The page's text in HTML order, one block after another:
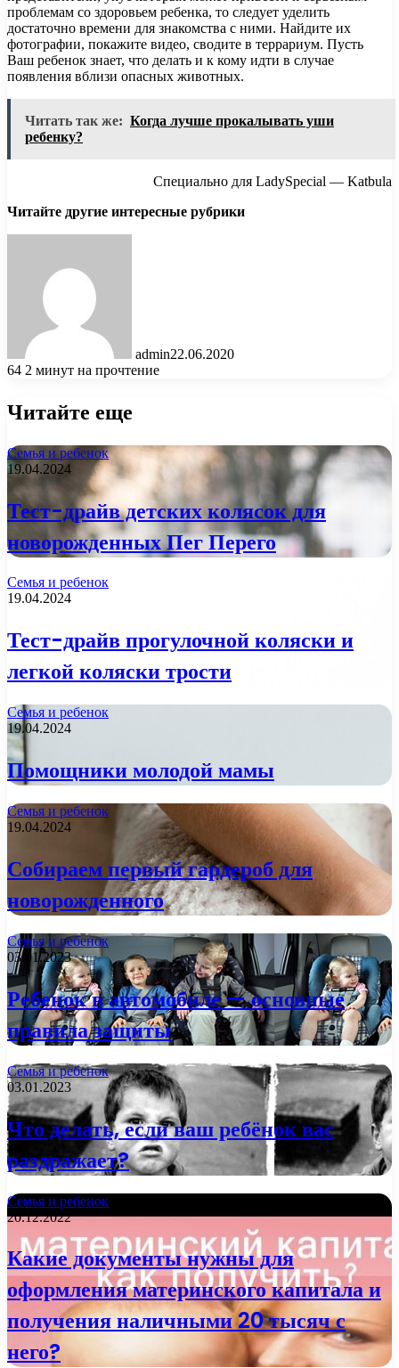
проблемам со здоровьем ребенка, то следует уделить
достаточно времени для знакомства с ними. Найдите их
фотографии, покажите видео, сводите в террариум. Пусть
Ваш ребенок знает, что делать и к кому идти в случае
появления вблизи опасных животных.
Читать так же: Когда лучше прокалывать уши
ребенку?
Специально для LadySpecial — Katbula
Читайте другие интересные рубрики
admin22.06.2020
64 2 минут на прочтение
Читайте еще
Семья и ребенок
19.04.2024
Тест-драйв детских колясок для
новорожденных Пег Перего
Семья и ребенок
19.04.2024
Тест-драйв прогулочной коляски и
легкой коляски трости
Семья и ребенок
19.04.2024
Помощники молодой мамы
Семья и ребенок
19.04.2024
Собираем первый гардероб для
новорожденного
Семья и ребенок
03.01.2023
Ребенок в автомобиле — основные
правила защиты
Семья и ребенок
03.01.2023
Что делать, если ваш ребёнок вас
раздражает?
Семья и ребенок
20.12.2022
Какие документы нужны для
оформления материнского капитала и
получения наличными 20 тысяч с
него?